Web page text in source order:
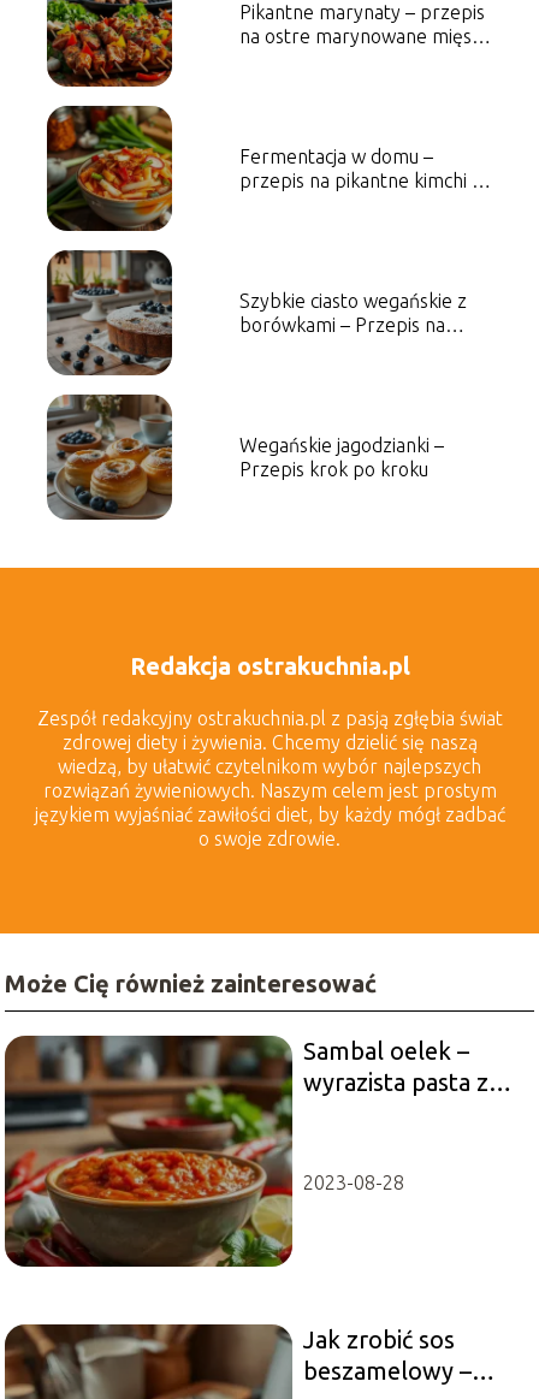
Pikantne marynaty – przepis
na ostre marynowane mięsa i
Fermentacja w domu –
przepis na pikantne kimchi i
Szybkie ciasto wegańskie z
borówkami – Przepis na
Wegańskie jagodzianki –
Przepis krok po kroku
Redakcja ostrakuchnia.pl
Zespół redakcyjny ostrakuchnia.pl z pasją zgłębia świat
zdrowej diety i żywienia. Chcemy dzielić się naszą
wiedzą, by ułatwić czytelnikom wybór najlepszych
rozwiązań żywieniowych. Naszym celem jest prostym
językiem wyjaśniać zawiłości diet, by każdy mógł zadbać
o swoje zdrowie.
Może Cię również zainteresować
Sambal oelek –
wyrazista pasta z
2023-08-28
Jak zrobić sos
beszamelowy –